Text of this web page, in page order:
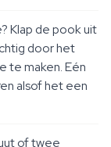
Klap de pook uit
door het
te maken. Eén
alsof het een
of twee